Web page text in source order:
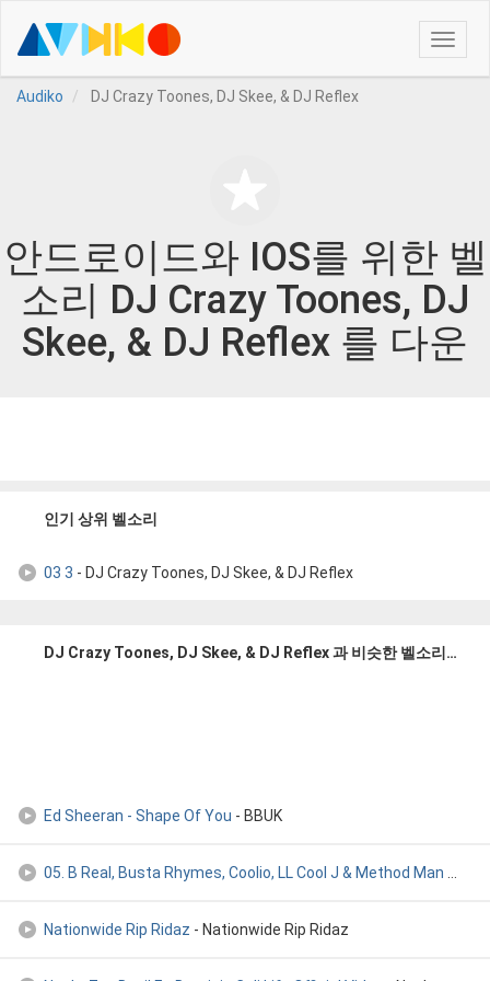
Toggle
Audiko
DJ Crazy Toones, DJ Skee, & DJ Reflex
안드로이드와 IOS를 위한 벨
소리 DJ Crazy Toones, DJ
Skee, & DJ Reflex 를 다운
인기 상위 벨소리
03 3 - DJ Crazy Toones, DJ Skee, & DJ Reflex
DJ Crazy Toones, DJ Skee, & DJ Reflex 과 비슷한 벨소리들
Ed Sheeran - Shape Of You - BBUK
05. B Real, Busta Rhymes, Coolio, LL Cool J & Method Man - H
Nationwide Rip Ridaz - Nationwide Rip Ridaz